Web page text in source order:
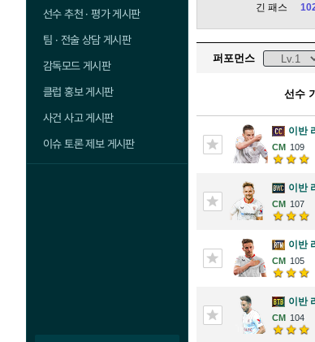
선수 추천 · 평가 게시판
팀 · 전술 상담 게시판
감독모드 게시판
클럽 홍보 게시판
사건 사고 게시판
이슈 토론 제보 게시판
긴 패스
퍼포먼스
선수
이반
109
이반
107
이반
105
이반
104